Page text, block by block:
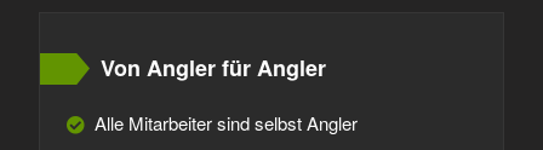
Von Angler für Angler
Alle Mitarbeiter sind selbst Angler